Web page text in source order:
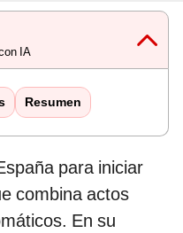
IA
Resumen
para iniciar
combina actos
En su